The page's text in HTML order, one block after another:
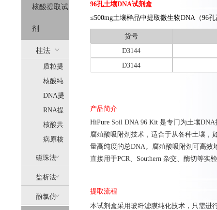
核酸提取试
剂
柱法
质粒提
取
核酸纯
化
DNA提
取
RNA提
取
核酸共
提
(AllPure)
病原核
酸提取
磁珠法
(MagPure)
盐析法
(SolPure)
酚氯仿
96孔土壤DNA试剂盒
≤500mg土壤样品中提取微生物DNA（96
货号
D3144
D3144
产品简介
HiPure Soil DNA 96 Kit 是专门为土壤
腐殖酸吸附剂技术，适合于从各种土壤，
量高纯度的总DNA。腐殖酸吸附剂可高
直接用于PCR、Southern 杂交、酶切等实
提取流程
本试剂盒采用玻纤滤膜纯化技术，只需进